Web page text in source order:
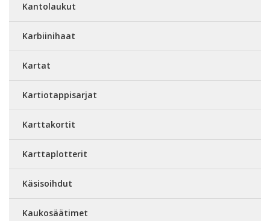
Kantolaukut
Karbiinihaat
Kartat
Kartiotappisarjat
Karttakortit
Karttaplotterit
Käsisoihdut
Kaukosäätimet